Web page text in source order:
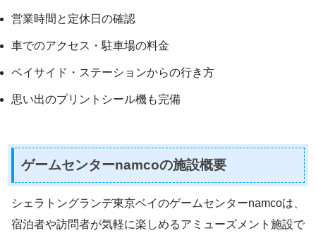
営業時間と定休日の確認
車でのアクセス・駐車場の料金
ベイサイド・ステーションからの行き方
思い出のプリントシール機も完備
ゲームセンターnamcoの施設概要
シェラトングランデ東京ベイのゲームセンターnamcoは、
宿泊者や訪問者が気軽に楽しめるアミューズメント施設で